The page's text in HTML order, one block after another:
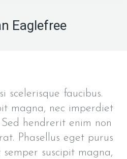
Eaglefree
scelerisque faucibus.
magna, nec imperdiet
hendrerit enim non
Phasellus eget purus
suscipit magna,